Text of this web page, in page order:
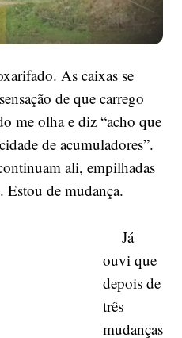
As caixas se
de que carrego
me olha e diz “acho que
de acumuladores”.
ali, empilhadas
Estou de mudança.
Já
ouvi que
depois de
três
mudanças